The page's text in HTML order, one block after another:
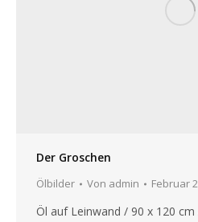
Der Groschen
Ölbilder Von admin Februar
Öl auf Leinwand / 90 x 120